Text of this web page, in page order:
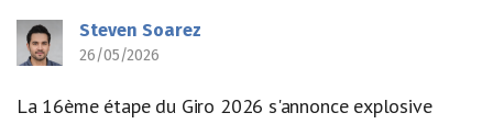
Steven Soarez
26/05/2026
La 16ème étape du Giro 2026 s'annonce explosive